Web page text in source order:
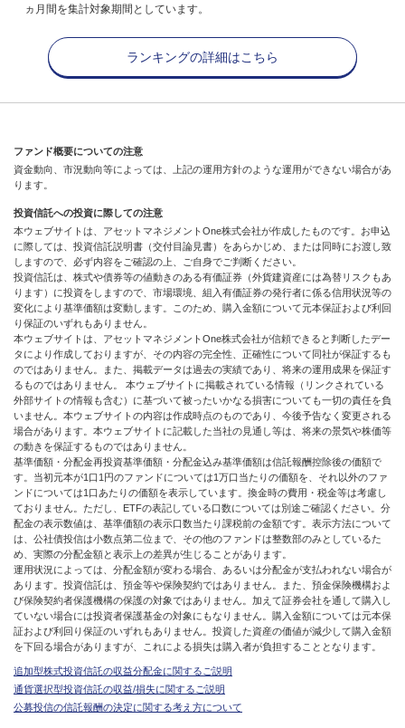
ヵ月間を集計対象期間としています。
ランキングの詳細はこちら
ファンド概要についての注意
資金動向、市況動向等によっては、上記の運用方針のような運用ができない場合があ
ります。
投資信託への投資に際しての注意
本ウェブサイトは、アセットマネジメントOne株式会社が作成したものです。お申込
に際しては、投資信託説明書（交付目論見書）をあらかじめ、または同時にお渡し致
しますので、必ず内容をご確認の上、ご自身でご判断ください。
投資信託は、株式や債券等の値動きのある有価証券（外貨建資産には為替リスクもあ
ります）に投資をしますので、市場環境、組入有価証券の発行者に係る信用状況等の
変化により基準価額は変動します。このため、購入金額について元本保証および利回
り保証のいずれもありません。
本ウェブサイトは、アセットマネジメントOne株式会社が信頼できると判断したデー
タにより作成しておりますが、その内容の完全性、正確性について同社が保証するも
のではありません。また、掲載データは過去の実績であり、将来の運用成果を保証す
るものではありません。 本ウェブサイトに掲載されている情報（リンクされている
外部サイトの情報も含む）に基づいて被ったいかなる損害についても一切の責任を負
いません。本ウェブサイトの内容は作成時点のものであり、今後予告なく変更される
場合があります。本ウェブサイトに記載した当社の見通し等は、将来の景気や株価等
の動きを保証するものではありません。
基準価額・分配金再投資基準価額・分配金込み基準価額は信託報酬控除後の価額で
す。当初元本が1口1円のファンドについては1万口当たりの価額を、それ以外のファ
ンドについては1口あたりの価額を表示しています。換金時の費用・税金等は考慮し
ておりません。ただし、ETFの表記している口数については別途ご確認ください。分
配金の表示数値は、基準価額の表示口数当たり課税前の金額です。表示方法について
は、公社債投信は小数点第二位まで、その他のファンドは整数部のみとしているた
め、実際の分配金額と表示上の差異が生じることがあります。
運用状況によっては、分配金額が変わる場合、あるいは分配金が支払われない場合が
あります。投資信託は、預金等や保険契約ではありません。また、預金保険機構およ
び保険契約者保護機構の保護の対象ではありません。加えて証券会社を通して購入し
ていない場合には投資者保護基金の対象にもなりません。購入金額については元本保
証および利回り保証のいずれもありません。投資した資産の価値が減少して購入金額
を下回る場合がありますが、これによる損失は購入者が負担することとなります。
追加型株式投資信託の収益分配金に関するご説明
通貨選択型投資信託の収益/損失に関するご説明
公募投信の信託報酬の決定に関する考え方について